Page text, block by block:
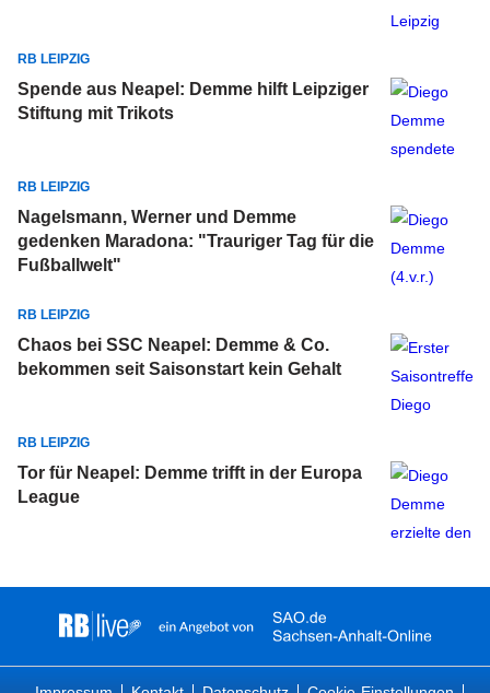
RB LEIPZIG
Spende aus Neapel: Demme hilft Leipziger
Stiftung mit Trikots
RB LEIPZIG
Nagelsmann, Werner und Demme
gedenken Maradona: "Trauriger Tag für die
Fußballwelt"
RB LEIPZIG
Chaos bei SSC Neapel: Demme & Co.
bekommen seit Saisonstart kein Gehalt
RB LEIPZIG
Tor für Neapel: Demme trifft in der Europa
League